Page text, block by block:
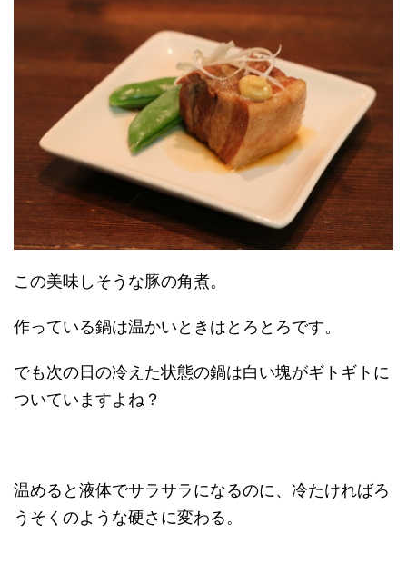
この美味しそうな豚の角煮。
作っている鍋は温かいときはとろとろです。
でも次の日の冷えた状態の鍋は白い塊がギトギトに
ついていますよね？
温めると液体でサラサラになるのに、冷たければろ
うそくのような硬さに変わる。